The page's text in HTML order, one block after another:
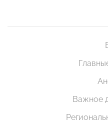
Важное